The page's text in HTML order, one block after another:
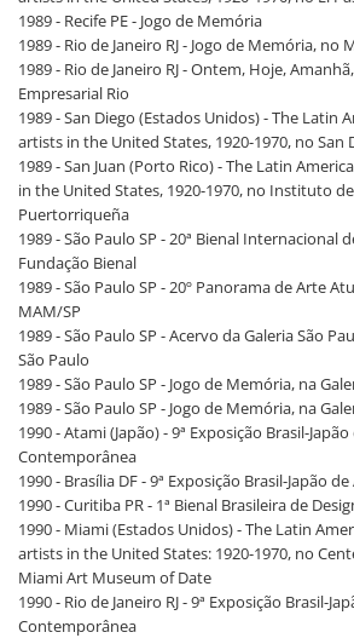
1989 - Recife PE - Jogo de Memória
1989 - Rio de Janeiro RJ - Jogo de Memória, no
1989 - Rio de Janeiro RJ - Ontem, Hoje,
Empresarial Rio
1989 - San Diego (Estados Unidos) - The Latin
artists in the United States, 1920-1970, no San
1989 - San Juan (Porto Rico) - The Latin
in the United States, 1920-1970, no Instituto
Puertorriqueña
1989 - São Paulo SP - 20ª Bienal Internacional
Fundação Bienal
1989 - São Paulo SP - 20º Panorama de Arte
MAM/SP
1989 - São Paulo SP - Acervo da Galeria São
São Paulo
1989 - São Paulo SP - Jogo de Memória, na
1989 - São Paulo SP - Jogo de Memória, na
1990 - Atami (Japão) - 9ª Exposição Brasil-
Contemporânea
1990 - Brasília DF - 9ª Exposição Brasil-Japão
1990 - Curitiba PR - 1ª Bienal Brasileira de
1990 - Miami (Estados Unidos) - The Latin
artists in the United States: 1920-1970, no
Miami Art Museum of Date
1990 - Rio de Janeiro RJ - 9ª Exposição Brasil-
Contemporânea